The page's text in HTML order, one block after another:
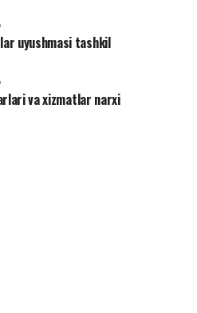
uyushmasi tashkil
va xizmatlar narxi